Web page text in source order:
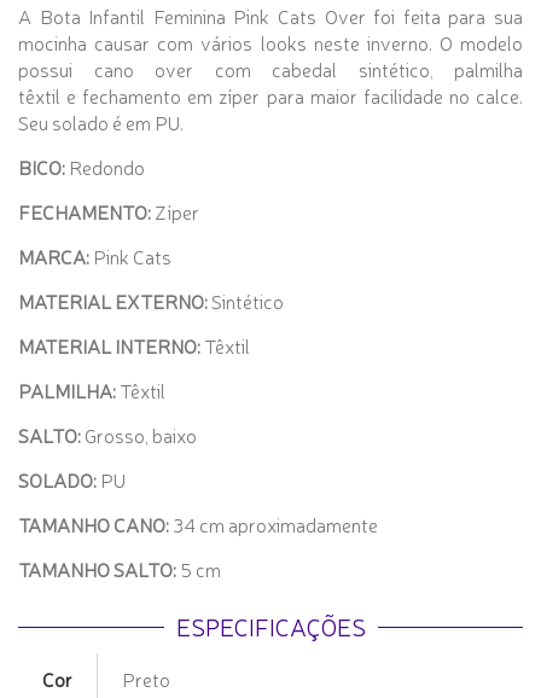
A Bota Infantil Feminina Pink Cats Over foi feita para sua
mocinha causar com vários looks neste inverno. O modelo
possui cano over com cabedal sintético, palmilha
têxtil e fechamento em zíper para maior facilidade no calce.
Seu solado é em PU.
BICO: Redondo
FECHAMENTO:Zíper
MARCA: Pink Cats
MATERIAL EXTERNO:Sintético
MATERIAL INTERNO:Têxtil
PALMILHA:Têxtil
SALTO:Grosso, baixo
SOLADO: PU
TAMANHO CANO:34 cm aproximadamente
TAMANHO SALTO: 5 cm
ESPECIFICAÇÕES
Cor Preto